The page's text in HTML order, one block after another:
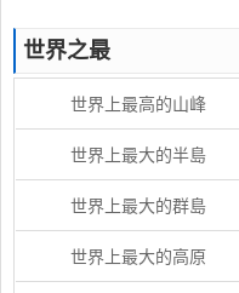
世界之最
世界上最高的山峰
世界上最大的半島
世界上最大的群島
世界上最大的高原